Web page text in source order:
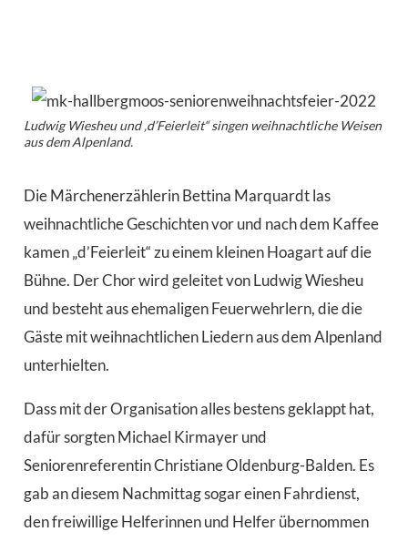
Ludwig Wiesheu und ‚d’Feierleit“ singen weihnachtliche Weisen
aus dem Alpenland.
Die Märchenerzählerin Bettina Marquardt las
weihnachtliche Geschichten vor und nach dem Kaffee
kamen „d’Feierleit“ zu einem kleinen Hoagart auf die
Bühne. Der Chor wird geleitet von Ludwig Wiesheu
und besteht aus ehemaligen Feuerwehrlern, die die
Gäste mit weihnachtlichen Liedern aus dem Alpenland
unterhielten.
Dass mit der Organisation alles bestens geklappt hat,
dafür sorgten Michael Kirmayer und
Seniorenreferentin Christiane Oldenburg-Balden. Es
gab an diesem Nachmittag sogar einen Fahrdienst,
den freiwillige Helferinnen und Helfer übernommen